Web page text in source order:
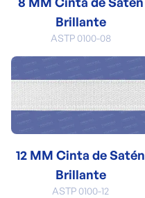
Brillante
ASTP 0100-08
12 MM Cinta de Satén
Brillante
ASTP 0100-12